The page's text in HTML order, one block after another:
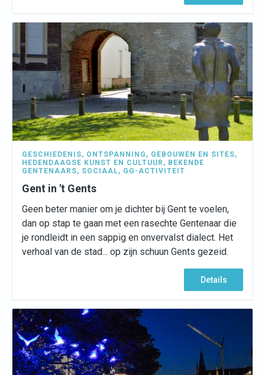
GESCHIEDENIS, ONTSPANNING , GEBOUWEN EN SITES,
HEDENDAAGSE KUNST EN CULTUUR , BEKENDE
GENTENAARS, SOCIAAL, GG-ACTIVITEIT
Gent in 't Gents
Geen beter manier om je dichter bij Gent te voelen,
dan op stap te gaan met een rasechte Gentenaar die
je rondleidt in een sappig en onvervalst dialect. Het
verhoal van de stad... op zijn schuun Gents gezeid.
Details